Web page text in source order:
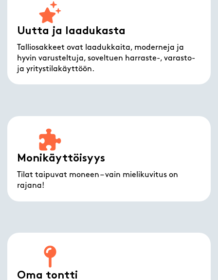
Uutta ja laadukasta
Talliosakkeet ovat laadukkaita, moderneja ja
hyvin varusteltuja, soveltuen harraste-, varasto-
ja yritystilakäyttöön.
Monikäyttöisyys
Tilat taipuvat moneen – vain mielikuvitus on
rajana!
Oma tontti